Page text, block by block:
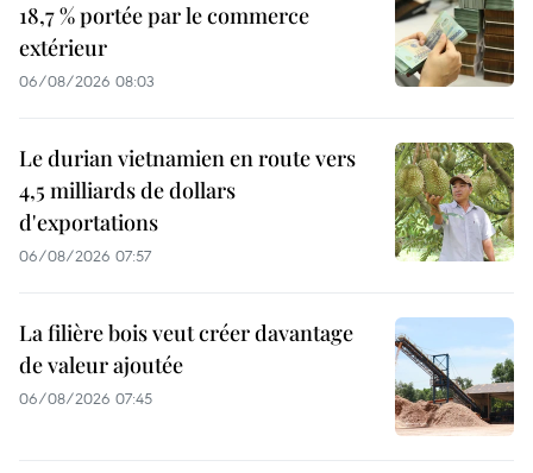
18,7 % portée par le commerce
extérieur
06/08/2026 08:03
Le durian vietnamien en route vers
4,5 milliards de dollars
d'exportations
06/08/2026 07:57
La filière bois veut créer davantage
de valeur ajoutée
06/08/2026 07:45